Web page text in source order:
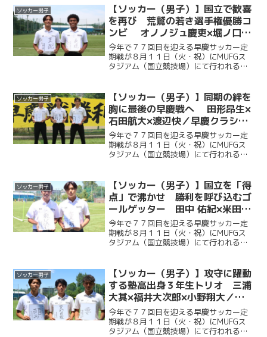
ッチに立つ。今回ケイスポでは選手だけ
ではなく、グラウンドマ...
ソッカー男子
【ソッカー（男子）】国立で歓喜
を再び 荒鷲の若き選手権優勝コ
ンビ オノノジュ慶吏×堀ノ口瑛
太／早慶クラシコ２０２６直前企
画第７弾
今年で７７回目を迎える早慶サッカー定
期戦が８月１１日（火・祝）にMUFGス
タジアム（国立競技場）にて行われる。
ッチに立つ。今回ケイスポでは選手だけ
ではなく、グラウンドマ...
ソッカー男子
【ソッカー（男子）】同期の絆を
胸に最後の早慶戦へ 田形昂生×
石田航大×渡辺快／早慶クラシコ
２０２６直前企画第６弾
今年で７７回目を迎える早慶サッカー定
期戦が８月１１日（火・祝）にMUFGス
タジアム（国立競技場）にて行われる。
ッチに立つ。今回ケイスポでは選手だけ
ではなく、グラウンドマ...
ソッカー男子
【ソッカー（男子）】国立を「得
点」で沸かせ 勝利を呼び込むゴ
ールゲッター 田中 佑紀×米田壮
志／早慶クラシコ２０２６直前企
画第５弾
今年で７７回目を迎える早慶サッカー定
期戦が８月１１日（火・祝）にMUFGス
タジアム（国立競技場）にて行われる。
ッチに立つ。今回ケイスポでは選手だけ
ではなく、グラウンドマ...
ソッカー男子
【ソッカー（男子）】攻守に躍動
する塾高出身３年生トリオ 三浦
大其×福井大次郎×小野翔大／早
慶クラシコ２０２６直前企画第４
弾
今年で７７回目を迎える早慶サッカー定
期戦が８月１１日（火・祝）にMUFGス
タジアム（国立競技場）にて行われる。